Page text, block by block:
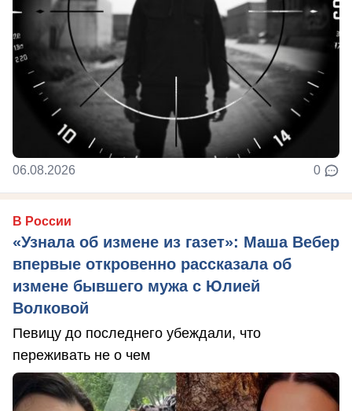
06.08.2026 0
В России
«Узнала об измене из газет»: Маша Вебер
впервые откровенно рассказала об
измене бывшего мужа с Юлией
Волковой
Певицу до последнего убеждали, что
переживать не о чем